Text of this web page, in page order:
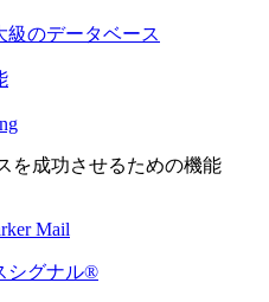
級のデータベース
を成功させるための機能
Mail
シグナル®